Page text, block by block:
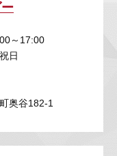
～17:00
日
奥谷182-1